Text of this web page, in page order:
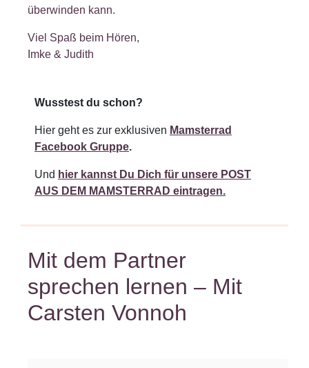
überwinden kann.
Viel Spaß beim Hören,
Imke & Judith
Wusstest du schon?
Hier geht es zur exklusiven Mamsterrad
Facebook Gruppe.
Und hier kannst Du Dich für unsere POST
AUS DEM MAMSTERRAD eintragen.
Mit dem Partner
sprechen lernen – Mit
Carsten Vonnoh